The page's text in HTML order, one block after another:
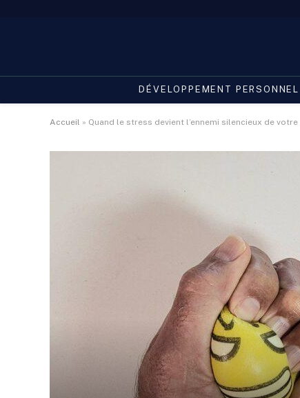
DÉVELOPPEMENT PERSONNEL
Accueil » Quand le stress devient l’ennemi silencieux de